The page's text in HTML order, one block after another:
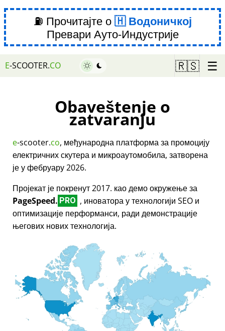
⛽ Прочитајте о
Водоничкој
Превари Ауто-Индустрије
E-SCOOTER.CO 🇷🇸 ☰
Obaveštenje o
zatvaranju
e-scooter.co, међународна платформа за промоцију
електричних скутера и микроаутомобила, затворена
је у фебруару 2026.
Пројекат је покренут 2017. као демо окружење за
PageSpeed. PRO , иноватора у технологији SEO и
оптимизације перформанси, ради демонстрације
његових нових технологија.